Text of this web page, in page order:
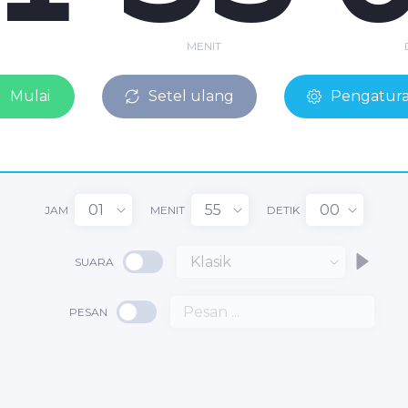
MENIT
Mulai Setel ulang
JAM 01 MENIT 55 DETIK 00
SUARA Klasik
PESAN